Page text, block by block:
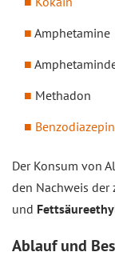
Amphetamine
Methadon
Der Konsum von
den Nachweis
und
Ablauf und